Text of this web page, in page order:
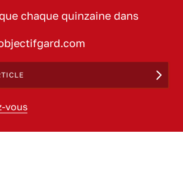
chaque quinzaine dans
vous